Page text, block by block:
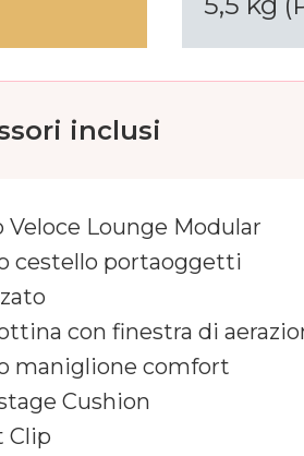
inclusi
Veloce Lounge Modular
cestello portaoggetti
con finestra di
maniglione comfort
Cushion
Clip